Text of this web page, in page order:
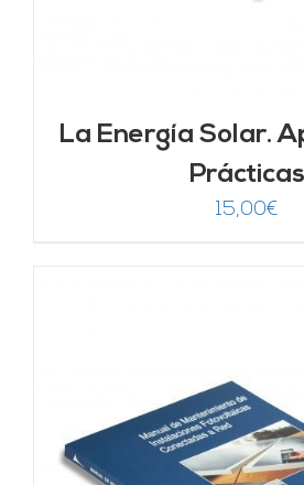
La Energía Solar.
Prácticas
15,00€